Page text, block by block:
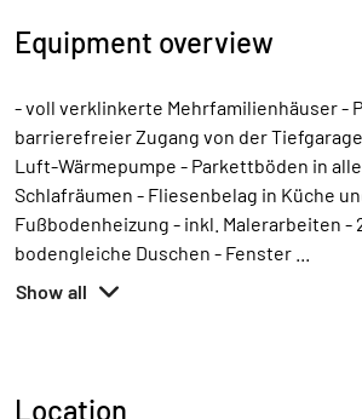
Equipment overview
- voll verklinkerte Mehrfamilienhäuser -
barrierefreier Zugang von der
Luft-Wärmepumpe - Parkettböden in
Schlafräumen - Fliesenbelag in Küche
Fußbodenheizung - inkl. Malerarbeiten -
bodengleiche Duschen - Fenster
Show all
Location